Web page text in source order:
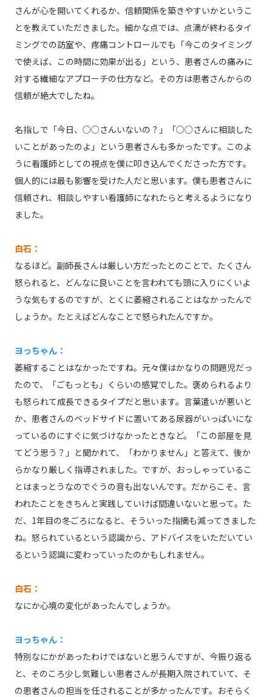
さんが心を開いてくれるか、信頼関係を築きやすいかというこ
とを教えていただきました。細かな点では、点滴が終わるタイ
ミングでの訪室や、疼痛コントロールでも「今このタイミング
で使えば、この時間に効果が出る」という、患者さんの痛みに
対する繊細なアプローチの仕方など。その方は患者さんからの
信頼が絶大でしたね。
名指しで「今日、○○さんいないの？」「○○さんに相談した
いことがあったのよ」という患者さんも多かったです。このよ
うに看護師としての視点を僕に叩き込んでくださった方です。
個人的には最も影響を受けた人だと思います。僕も患者さんに
信頼され、相談しやすい看護師になれたらと考えるようになり
ました。
白石：
なるほど。副師長さんは厳しい方だったとのことで、たくさん
怒られると、どんなに良いことを言われても頭に入りにくいよ
うな気もするのですが、とくに萎縮されることはなかったんで
しょうか。たとえばどんなことで怒られたんですか。
ヨっちゃん：
萎縮することはなかったですね。元々僕はかなりの問題児だっ
たので、「ごもっとも」くらいの感覚でした。褒められるより
も怒られて成長できるタイプだと思います。言葉遣いが悪いと
か、患者さんのベッドサイドに置いてある尿器がいっぱいにな
っているのにすぐに気づけなかったときなど。「この部屋を見
てどう思う？」と聞かれて、「わかりません」と答えて、後か
らかなり厳しく指導されました。ですが、おっしゃっているこ
とはまっとうなのでぐうの音も出ないんです。だからこそ、言
われたことをきちんと実践していけば間違いないと思って。た
だ、1年目の冬ごろになると、そういった指摘も減ってきました
ね。怒られているという認識から、アドバイスをいただいてい
るという認識に変わっていったのかもしれません。
白石：
なにか心境の変化があったんでしょうか。
ヨっちゃん：
特別なにかがあったわけではないと思うんですが、今振り返る
と、そのころ少し気難しい患者さんが長期入院されていて、そ
の患者さんの担当を任されることが多かったんです。おそらく